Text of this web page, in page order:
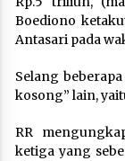
Boediono
Antasari pada
Selang
kosong” lain,
RR
ketiga yang